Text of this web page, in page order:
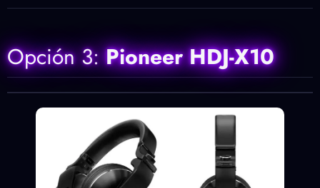
Opción 3:Pioneer HDJ-X10